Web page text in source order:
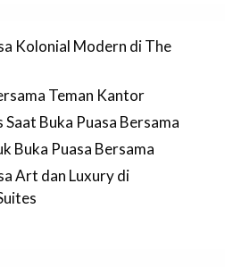
Kolonial Modern di The
Teman Kantor
Buka Puasa Bersama
Buka Puasa Bersama
Art dan Luxury di